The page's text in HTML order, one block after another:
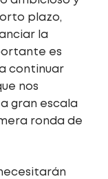
plazo,
la
es
continuar
nos
gran escala
ronda de